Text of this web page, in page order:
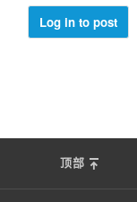
Log in to post
顶部